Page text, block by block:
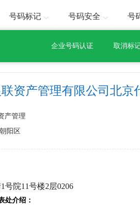
号码标记 号码安全 号
企业号码认证 取消标
资产管理有限公司北京
产管理
阳区
号院11号楼2层0206
处介绍：